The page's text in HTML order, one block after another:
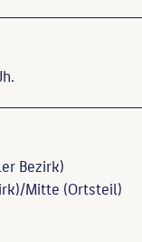
Bezirk)
Mitte (Ortsteil)